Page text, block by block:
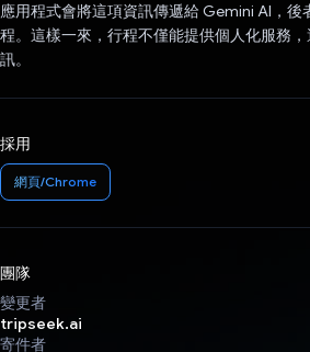
應用程式會將這項資訊傳遞給 Gemini AI，後
程。這樣一來，行程不僅能提供個人化服務
訊。
採用
網頁/Chrome
團隊
變更者
tripseek.ai
寄件者